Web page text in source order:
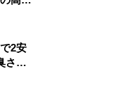
2安
さを
は少